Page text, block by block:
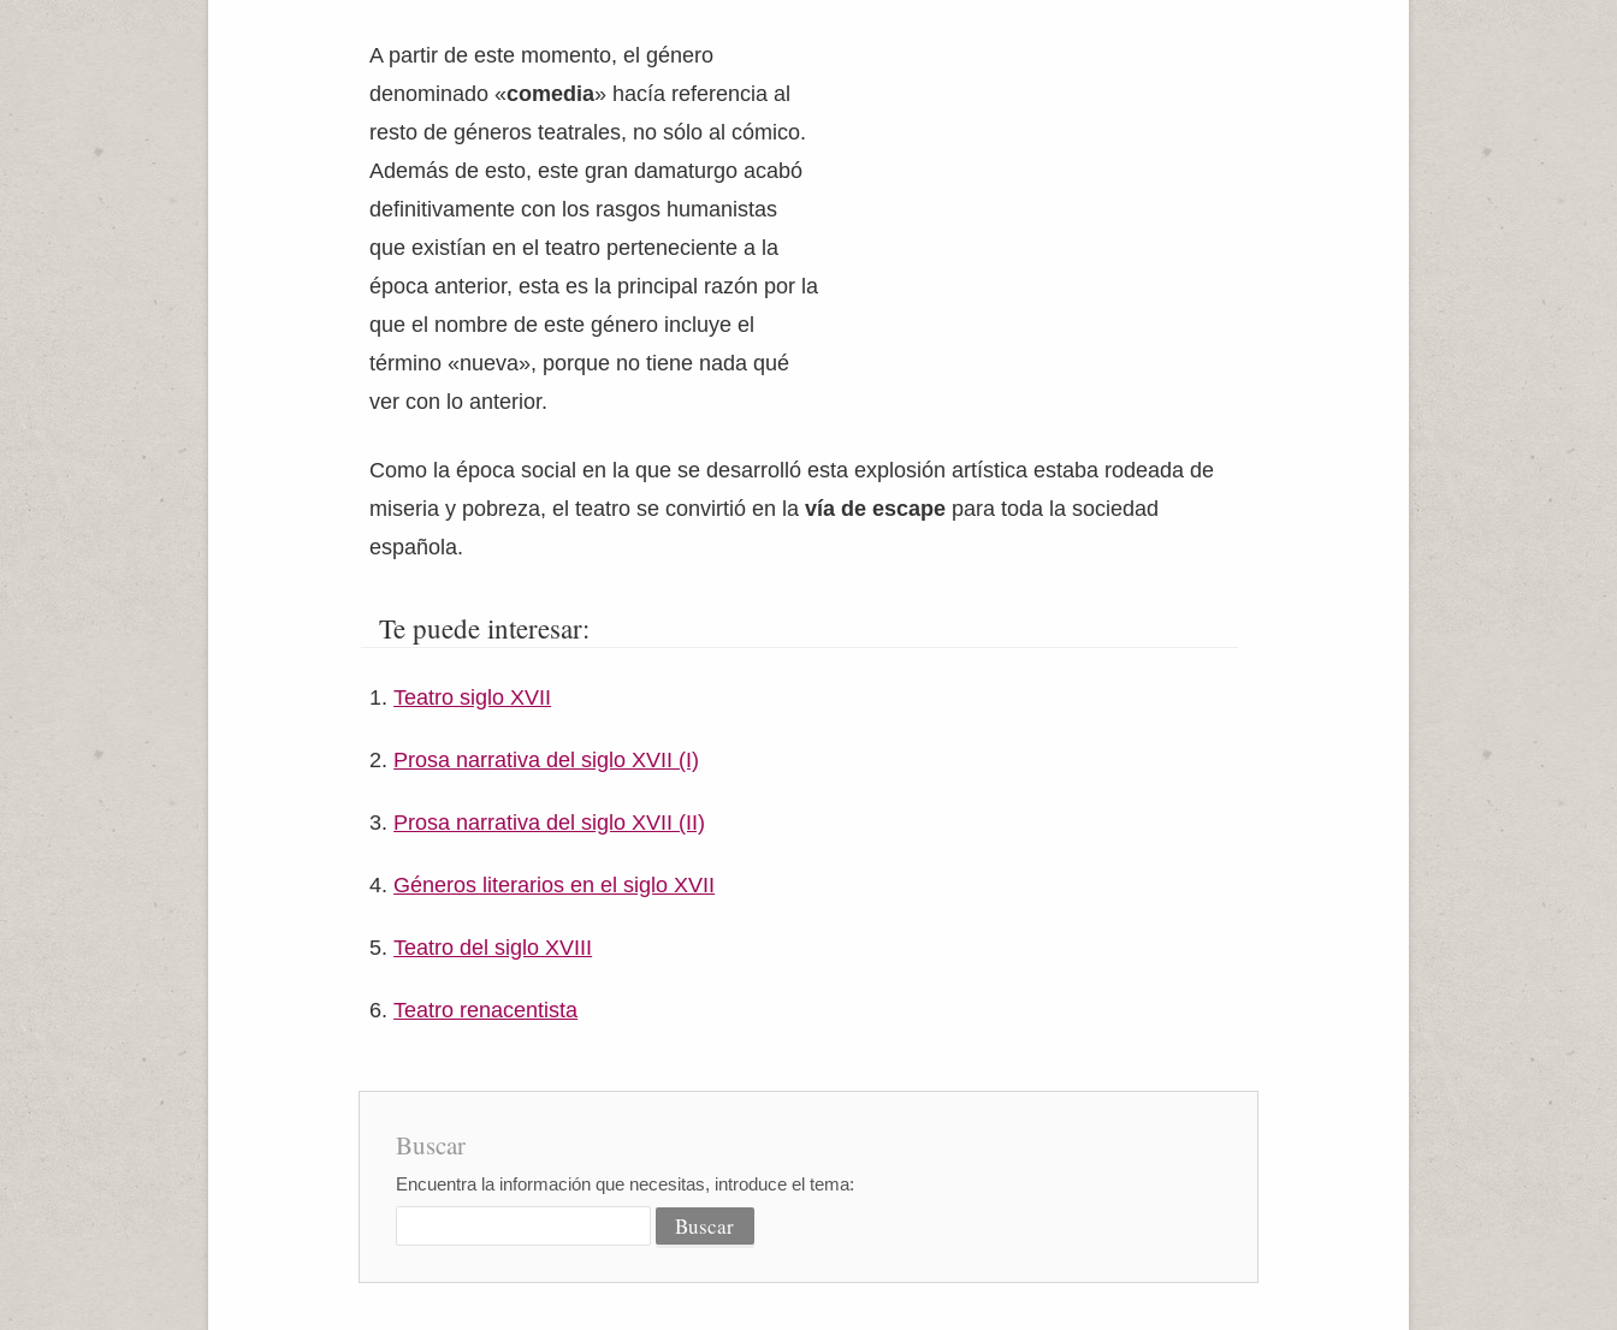
A partir de este momento, el género
denominado «comedia» hacía referencia al
resto de géneros teatrales, no sólo al cómico.
Además de esto, este gran damaturgo acabó
definitivamente con los rasgos humanistas
que existían en el teatro perteneciente a la
época anterior, esta es la principal razón por la
que el nombre de este género incluye el
término «nueva», porque no tiene nada qué
ver con lo anterior.
Como la época social en la que se desarrolló esta explosión artística estaba rodeada de
miseria y pobreza, el teatro se convirtió en lavía de escape para toda la sociedad
española.
Te puede interesar:
Teatro siglo XVII
Prosa narrativa del siglo XVII (I)
Prosa narrativa del siglo XVII (II)
Géneros literarios en el siglo XVII
Teatro del siglo XVIII
Teatro renacentista
Buscar
Encuentra la información que necesitas, introduce el tema: